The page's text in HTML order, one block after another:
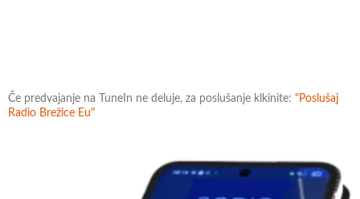
Če predvajanje na TuneIn ne deluje, za poslušanje klkinite: "Poslušaj
Radio Brežice Eu"